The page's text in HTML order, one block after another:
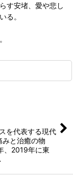
す安堵、愛や悲し
る。
を代表する現代
みと治癒の物
、2019年に東